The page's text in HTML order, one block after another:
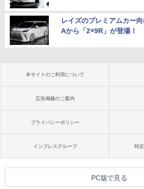
レイズのプレミアムカー
Aから「2×9R」が登場！
本サイトのご利用について
広告掲載のご案内
プライバシーポリシー
インプレスグループ 特
PC版で見る